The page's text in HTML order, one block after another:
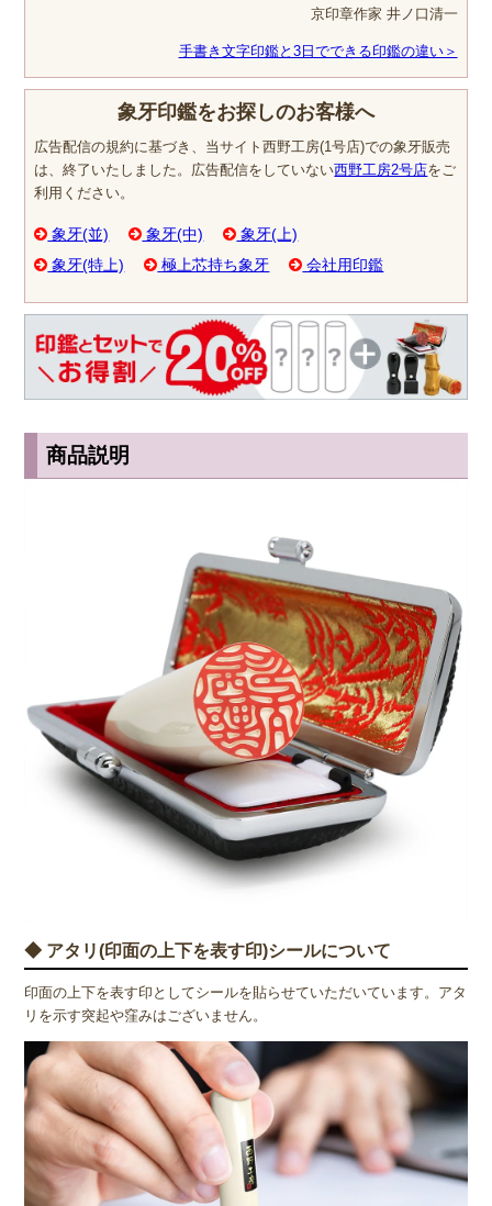
京印章作家 井ノ口清一
手書き文字印鑑と3日でできる印鑑の違い＞
象牙印鑑をお探しのお客様へ
広告配信の規約に基づき、当サイト西野工房(1号店)での象牙販売
は、終了いたしました。広告配信をしていない西野工房2号店をご
利用ください。
象牙(並) 象牙(中)
象牙(上)
象牙(特上)
極上芯持ち象牙 会社用印鑑
商品説明
◆ アタリ(印面の上下を表す印)シールについて
印面の上下を表す印としてシールを貼らせていただいています。アタ
リを示す突起や窪みはございません。